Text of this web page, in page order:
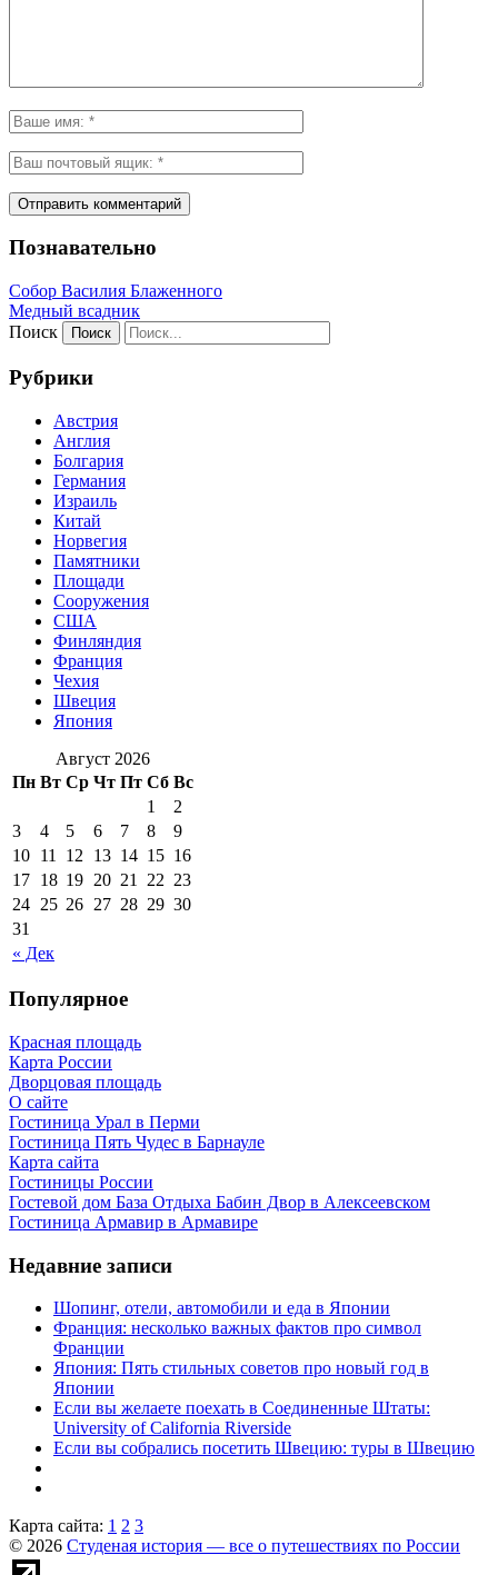
Познавательно
Собор Василия Блаженного
Медный всадник
Поиск
Рубрики
Австрия
Англия
Болгария
Германия
Израиль
Китай
Норвегия
Памятники
Площади
Сооружения
США
Финляндия
Франция
Чехия
Швеция
Япония
Август 2026
Пн Вт Ср Чт Пт Сб Вс
« Дек
1
2
3
4 5 6 7 8
9
10 11 12 13 14 15 16
17 18 19 20 21 22 23
24 25 26 27 28 29 30
31
Популярное
Красная площадь
Карта России
Дворцовая площадь
О сайте
Гостиница Урал в Перми
Гостиница Пять Чудес в Барнауле
Карта сайта
Гостиницы России
Гостевой дом База Отдыха Бабин Двор в Алексеевском
Гостиница Армавир в Армавире
Недавние записи
Шопинг, отели, автомобили и еда в Японии
Франция: несколько важных фактов про символ
Франции
Япония: Пять стильных советов про новый год в
Японии
Если вы желаете поехать в Соединенные Штаты:
University of California Riverside
Если вы собрались посетить Швецию: туры в Швецию
Карта сайта: 1 2 3
© 2026 Студеная история — все о путешествиях по России